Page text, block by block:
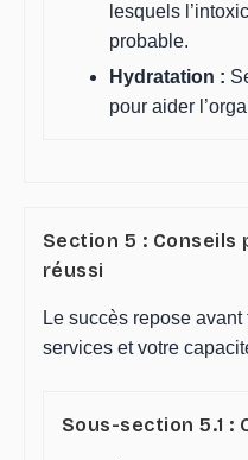
lesquels
probable.
Hydratation :
pour aider
Section 5 : Conseils
réussi
Le succès repose
services et votre
Sous-section 5.1 :